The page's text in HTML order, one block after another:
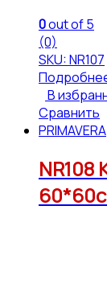
0out of 5
(0)
SKU: NR107
В
Сравнить
PRIMAVERA
NR108